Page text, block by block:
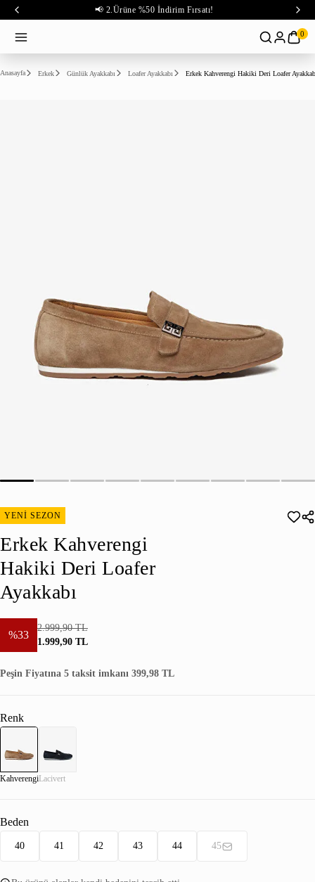
📢 2.Ürüne %50 İndirim Fırsatı!
0
Anasayfa Erkek Günlük Ayakkabı Loafer Ayakkabı Erkek Kahverengi Hakiki Deri Loafer
YENİ SEZON
Erkek Kahverengi
Hakiki Deri Loafer
Ayakkabı
%33
2.999,90 TL
1.999,90 TL
Peşin Fiyatına 5 taksit imkanı 399,98 TL
Renk
KahverengiLacivert
Beden
40 41 42 43 44 45